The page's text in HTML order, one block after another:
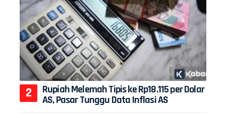
Rupiah Melemah Tipis ke Rp18.115 per Dolar
AS, Pasar Tunggu Data Inflasi AS